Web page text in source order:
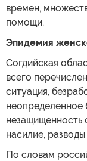
времен,
помощи.
Эпидемия
Согдийская
всего
ситуация,
неопределенное
незащищенность
насилие,
По словам